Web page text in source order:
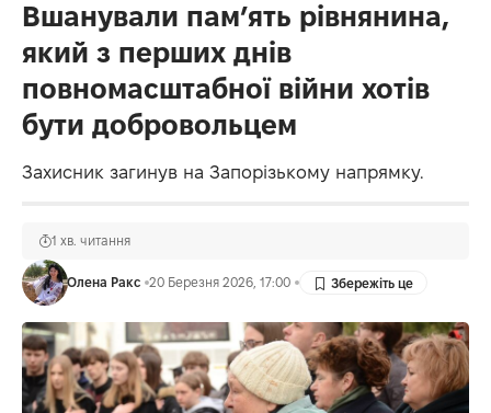
Вшанували пам’ять рівнянина,
який з перших днів
повномасштабної війни хотів
бути добровольцем
Захисник загинув на Запорізькому напрямку.
Олена Ракс 20 Березня 2026, 17:00
1 хв. читання